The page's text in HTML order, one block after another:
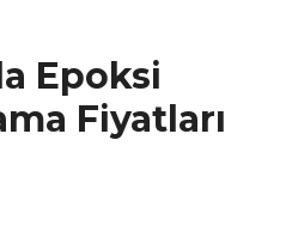
Epoksi
Fiyatları